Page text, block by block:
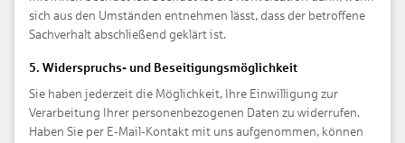
sich aus den Umständen entnehmen lässt, dass der betroffene
Sachverhalt abschließend geklärt ist.
5. Widerspruchs- und Beseitigungsmöglichkeit
Sie haben jederzeit die Möglichkeit, Ihre Einwilligung zur
Verarbeitung Ihrer personenbezogenen Daten zu widerrufen.
Haben Sie per E-Mail-Kontakt mit uns aufgenommen, können